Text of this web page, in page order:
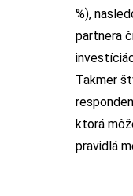
%),
partnera
Takmer
ktorá
pravidlá